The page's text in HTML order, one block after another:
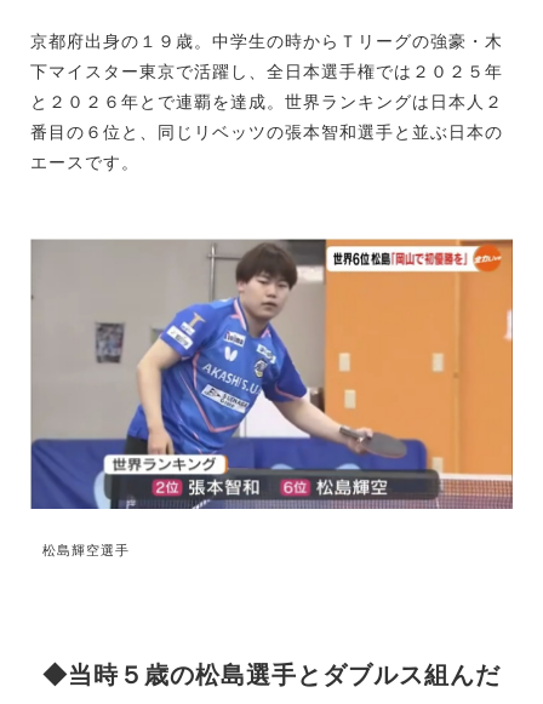
京都府出身の１９歳。中学生の時からＴリーグの強豪・木
下マイスター東京で活躍し、全日本選手権では２０２５年
と２０２６年とで連覇を達成。世界ランキングは日本人２
番目の６位と、同じリベッツの張本智和選手と並ぶ日本の
エースです。
松島輝空選手
◆当時５歳の松島選手とダブルス組んだ